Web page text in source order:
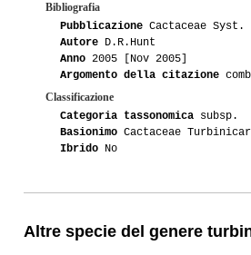
Bibliografia
Pubblicazione Cactaceae
Autore D.R.Hunt
Anno 2005 [Nov 2005]
Argomento della citazione
Classificazione
Categoria tassonomica subsp.
Basionimo Cactaceae
Ibrido No
Altre specie del genere